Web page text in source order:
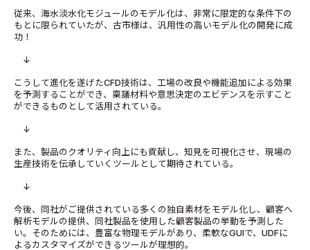
従来、海水淡水化モジュールのモデル化は、非常に限定的な条件下の
もとに限られていたが、古市様は、汎用性の高いモデル化の開発に成
功！
↓
こうして進化を遂げたCFD技術は、工場の改良や機能追加による効果
を予測することができ、稟議材料や意思決定のエビデンスを示すこと
ができるものとして活用されている。
↓
また、製品のクオリティ向上にも貢献し、知見を可視化させ、現場の
生産技術を伝承していくツールとして期待されている。
↓
今後、同社がご提供されている多くの独自素材をモデル化し、顧客へ
解析モデルの提供、同社製品を使用した顧客製品の挙動を予測した
い。そのためには、豊富な物理モデルがあり、柔軟なGUIで、UDFに
よるカスタマイズができるツールが理想的。